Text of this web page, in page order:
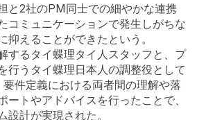
と2社のPM同士での細やかな連携
コミュニケーションで発生しがちな
抑えることができたという。
するタイ蝶理タイ人スタッフと、プ
行うタイ蝶理日本人の調整役として
件定義における両者間の理解や落
ートやアドバイスを行ったことで、
設計が実現された。